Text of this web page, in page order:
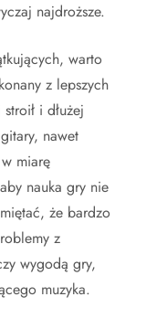
najdroższe.
warto
z lepszych
i dłużej
nawet
miarę
nauka gry nie
że bardzo
z
wygodą gry,
muzyka.